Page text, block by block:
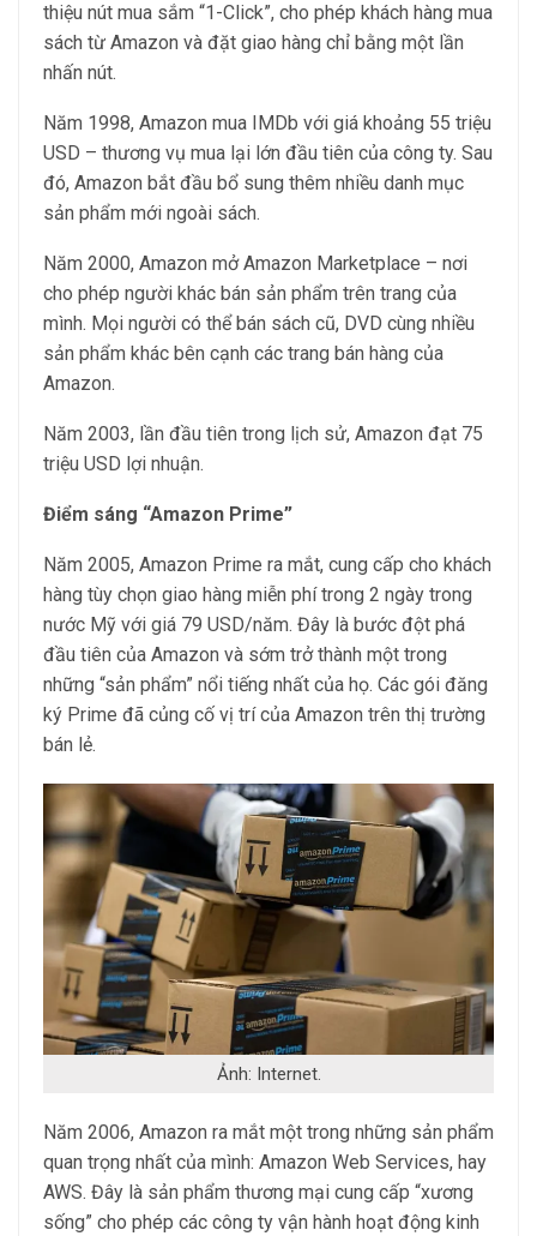
thiệu nút mua sắm “1-Click”, cho phép khách hàng mua
sách từ Amazon và đặt giao hàng chỉ bằng một lần
nhấn nút.
Năm 1998, Amazon mua IMDb với giá khoảng 55 triệu
USD – thương vụ mua lại lớn đầu tiên của công ty. Sau
đó, Amazon bắt đầu bổ sung thêm nhiều danh mục
sản phẩm mới ngoài sách.
Năm 2000, Amazon mở Amazon Marketplace – nơi
cho phép người khác bán sản phẩm trên trang của
mình. Mọi người có thể bán sách cũ, DVD cùng nhiều
sản phẩm khác bên cạnh các trang bán hàng của
Amazon.
Năm 2003, lần đầu tiên trong lịch sử, Amazon đạt 75
triệu USD lợi nhuận.
Điểm sáng “Amazon Prime”
Năm 2005, Amazon Prime ra mắt, cung cấp cho khách
hàng tùy chọn giao hàng miễn phí trong 2 ngày trong
nước Mỹ với giá 79 USD/năm. Đây là bước đột phá
đầu tiên của Amazon và sớm trở thành một trong
những “sản phẩm” nổi tiếng nhất của họ. Các gói đăng
ký Prime đã củng cố vị trí của Amazon trên thị trường
bán lẻ.
Ảnh: Internet.
Năm 2006, Amazon ra mắt một trong những sản phẩm
quan trọng nhất của mình: Amazon Web Services, hay
AWS. Đây là sản phẩm thương mại cung cấp “xương
sống” cho phép các công ty vận hành hoạt động kinh